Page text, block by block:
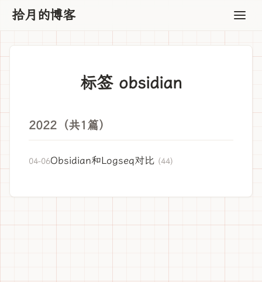
拾月的博客
标签 obsidian
2022（共1篇）
04-06Obsidian和Logseq对比 (44)